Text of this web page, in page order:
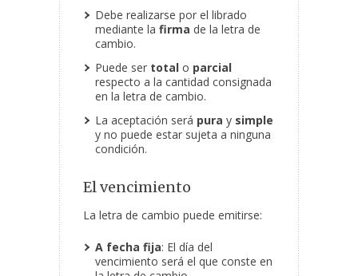
Debe realizarse por el librado
mediante la firma de la letra de
cambio.
Puede ser total o parcial
respecto a la cantidad consignada
en la letra de cambio.
La aceptación será pura y simple
y no puede estar sujeta a ninguna
condición.
El vencimiento
La letra de cambio puede emitirse:
A fecha fija: El día del
vencimiento será el que conste en